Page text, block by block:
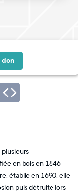
don
plusieurs
en bois en 1846
établie en 1690, elle
puis détruite lors